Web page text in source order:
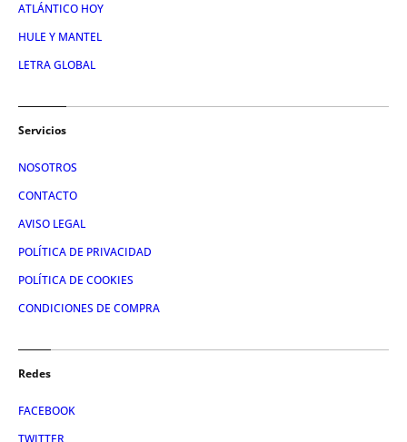
ATLÁNTICO HOY
HULE Y MANTEL
LETRA GLOBAL
Servicios
NOSOTROS
CONTACTO
AVISO LEGAL
POLÍTICA DE PRIVACIDAD
POLÍTICA DE COOKIES
CONDICIONES DE COMPRA
Redes
FACEBOOK